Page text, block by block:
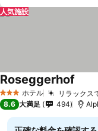
人気施設
3 ホテルのランク
ホテル リラックス
Roseggerhof
8.6 大満足 494